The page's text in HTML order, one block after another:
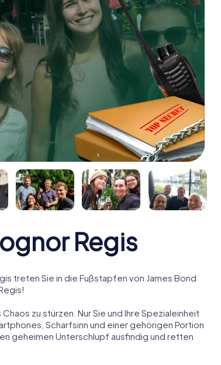
Regis
treten Sie in die Fußstapfen von James Bond
zu stürzen. Nur Sie und Ihre Spezialeinheit
Scharfsinn und einer gehörigen Portion
geheimen Unterschlupf ausfindig und retten